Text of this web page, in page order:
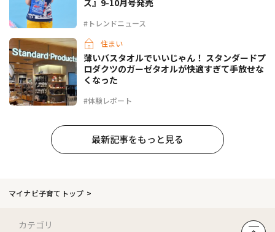
#トレンドニュース
ズ』9-10月号発売
住まい
#体験レポート
薄いバスタオルでいいじゃん！ スタンダードプ
ロダクツのガーゼタオルが快適すぎて手放せな
くなった
最新記事をもっと見る
マイナビ子育てトップ
カテゴリ